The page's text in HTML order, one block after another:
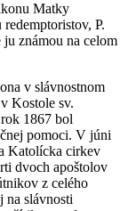
Matky
P.
známou na celom
v slávnostnom
Kostole sv.
1867 bol
pomoci. V júni
Katolícka cirkev
dvoch apoštolov
z celého
na slávnosti